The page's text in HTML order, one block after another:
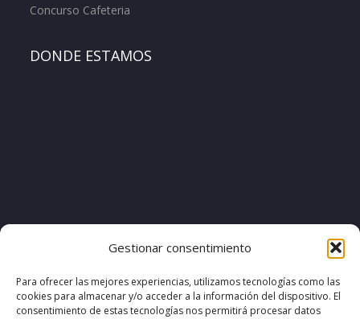
Gestionar consentimiento
Para ofrecer las mejores experiencias, utilizamos tecnologías como las
cookies para almacenar y/o acceder a la información del dispositivo. El
consentimiento de estas tecnologías nos permitirá procesar datos
Concurso Cafeteria
DONDE ESTAMOS
© COPYRIGHT 2020. DISEÑO & DESARROLLO POR